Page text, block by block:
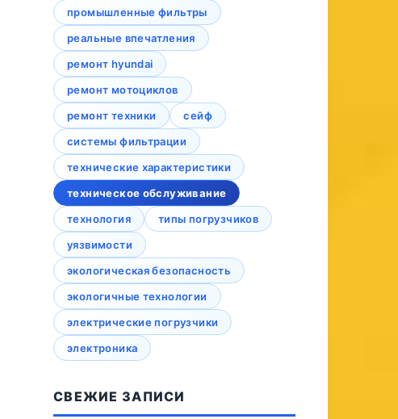
промышленные фильтры
реальные впечатления
ремонт hyundai
ремонт мотоциклов
ремонт техники
сейф
системы фильтрации
технические характеристики
техническое обслуживание
технология
типы погрузчиков
уязвимости
экологическая безопасность
экологичные технологии
электрические погрузчики
электроника
СВЕЖИЕ ЗАПИСИ